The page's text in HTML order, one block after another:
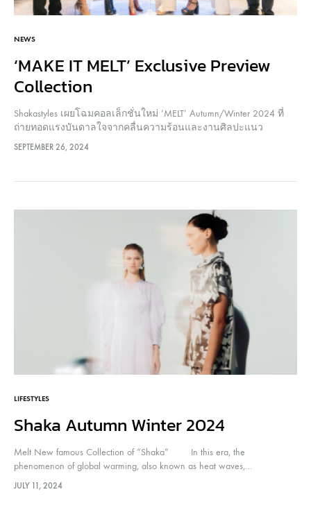
NEWS
‘MAKE IT MELT’ Exclusive Preview
Collection
Shakastyles เผยโฉมคอลเล็กชั่นใหม่ ‘MELT’ Autumn/Winter 2024 ที่
ถ่ายทอดแรงบันดาลใจจากคลื่นความร้อนและงานศิลปะแนว
Surrealism พร้อมเผยโฉมใหม่ของแบรนด์แฟชั่นที่อยู่คู่วงการแฟชั่น
ไทยมากว่าสองทศวรรษ ภายในงาน ‘MAKE IT MELT’ Exclusive Preview
SEPTEMBER 26, 2024
LIFESTYLES
Shaka Autumn Winter 2024
Melt New famous Collection of “Shaka” In this era, the
phenomenon of global warming, also known as heat waves,…
JULY 11, 2024